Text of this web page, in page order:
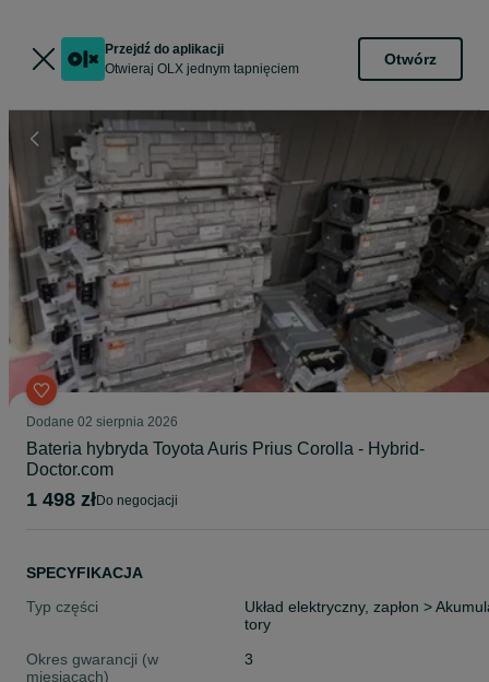
Przejdź do aplikacji
Otwieraj OLX jednym tapnięciem
Otwórz
Dodane 02 sierpnia 2026
Bateria hybryda Toyota Auris Prius Corolla - Hybrid-
Doctor.com
1 498 zł do negocjacji
SPECYFIKACJA
Typ części
Układ elektryczny, zapłon >
tory
Okres gwarancji (w
miesiącach)
3